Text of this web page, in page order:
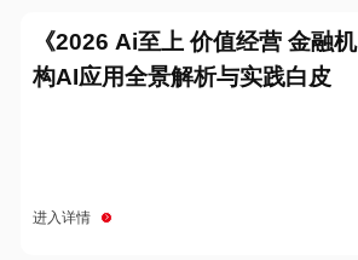
《2026 Ai至上 价值经营 金融机
构AI应用全景解析与实践白皮
进入详情